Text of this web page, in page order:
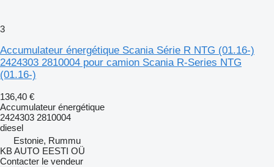
3
Accumulateur énergétique Scania Série R NTG (01.16-)
2424303 2810004 pour camion Scania R-Series NTG
(01.16-)
136,40 €
Accumulateur énergétique
2424303 2810004
diesel
Estonie, Rummu
KB AUTO EESTI OÜ
Contacter le vendeur